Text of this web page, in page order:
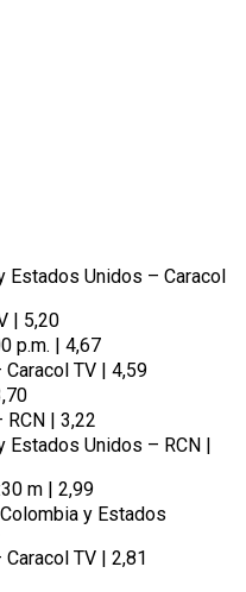
Estados Unidos – Caracol
| 5,20
p.m. | 4,67
TV | 4,59
| 3,22
Estados Unidos – RCN |
m | 2,99
y Estados
TV | 2,81